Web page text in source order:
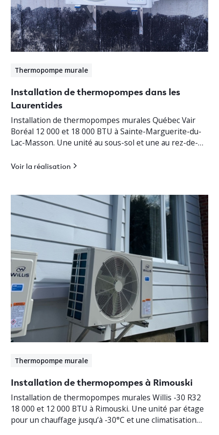
Thermopompe murale
Installation de thermopompes dans les
Laurentides
Installation de thermopompes murales Québec Vair
Boréal 12 000 et 18 000 BTU à Sainte-Marguerite-du-
Lac-Masson. Une unité au sous-sol et une au rez-de-
Voir la réalisation
Thermopompe murale
Installation de thermopompes à Rimouski
Installation de thermopompes murales Willis -30 R32
18 000 et 12 000 BTU à Rimouski. Une unité par étage
pour un chauffage jusqu’à -30°C et une climatisation